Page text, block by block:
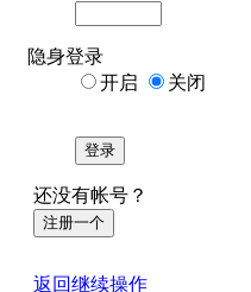
隐身登录
开启
关闭
登录
还没有帐号？
注册一个
返回继续操作